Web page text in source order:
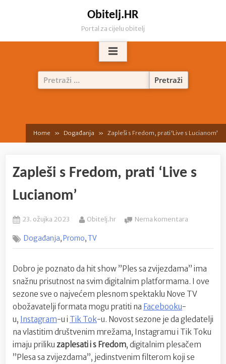
Obitelj.HR
Portal za cijelu obitelj
Pretraži:
Home Događanja Zapleši s Fredom, prati ‘Live s Lucianom’
Zapleši s Fredom, prati ‘Live s
Lucianom’
Posted
23. ožujka 2023 By
Obitelj.hr Nema komentara
Fredom,
‘Live
s
Lucianom’
Događanja,Promo,TV
Dobro je poznato da hit show ”Ples sa zvijezdama” ima
snažnu prisutnost na svim digitalnim platformama. I ove
sezone sve o najvećem plesnom spektaklu Nove TV
obožavatelji formata mogu pratiti na Facebooku-
u, Instagram-u i Tik Tok-u. Novost sezone je da gledatelji
na vlastitim društvenim mrežama, Instagramu i Tik Toku
imaju priliku zaplesati i s Fredom, digitalnim plesačem
”Plesa sa zvijezdama”, jedinstvenim filterom koji se